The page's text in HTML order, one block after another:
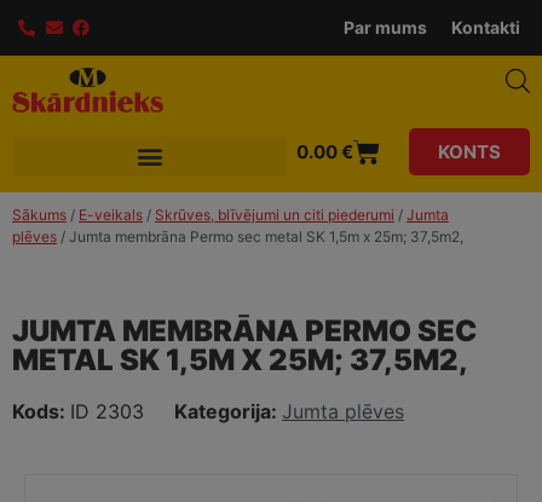
Par mums Kontakti
0.00€ KONTS
Sākums / E-veikals / Skrūves, blīvējumi un citi piederumi / Jumta
plēves / Jumta membrāna Permo sec metal SK 1,5m x 25m; 37,5m2,
JUMTA MEMBRĀNA PERMO SEC
METAL SK 1,5M X 25M; 37,5M2,
Kods: ID 2303 Kategorija: Jumta plēves